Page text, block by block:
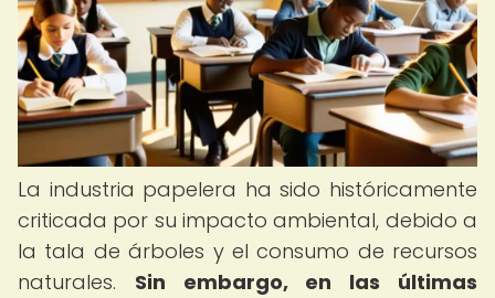
La industria papelera ha sido históricamente
criticada por su impacto ambiental, debido a
la tala de árboles y el consumo de recursos
naturales. Sin embargo, en las últimas